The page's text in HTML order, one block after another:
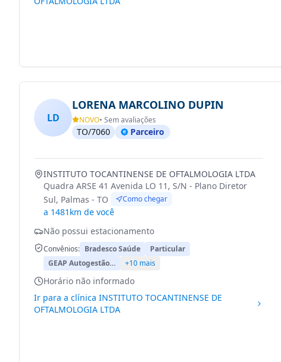
LD
LORENA MARCOLINO DUPIN
NOVO• Sem avaliações
TO/7060 Parceiro
INSTITUTO TOCANTINENSE DE OFTALMOLOGIA LTDA
Quadra ARSE 41 Avenida LO 11, S/N - Plano Diretor
Sul, Palmas - TO
Como chegar
a 1481km de você
Não possui estacionamento
Convênios: Bradesco Saúde
Particular
GEAP Autogestão…
+10 mais
Horário não informado
Ir para a clínica INSTITUTO TOCANTINENSE DE
OFTALMOLOGIA LTDA